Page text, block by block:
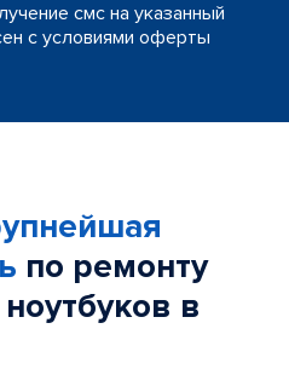
смс на указанный
с условиями оферты
по ремонту
в